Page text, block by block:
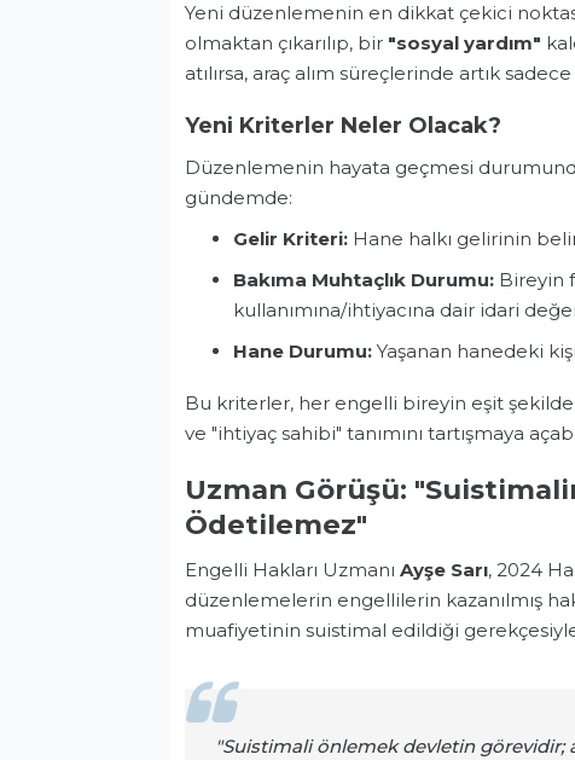
Yeni düzenlemenin en dikkat çekici
olmaktan çıkarılıp, bir "sosyal yardım"
atılırsa, araç alım süreçlerinde artık
Yeni Kriterler Neler Olacak?
Düzenlemenin hayata geçmesi
gündemde:
Gelir Kriteri: Hane halkı gelirinin
Bakıma Muhtaçlık Durumu: Bireyin
kullanımına/ihtiyacına dair idari
Hane Durumu: Yaşanan hanedeki
Bu kriterler, her engelli bireyin eşit
ve "ihtiyaç sahibi" tanımını tartışmaya
Uzman Görüşü:
Ödetilemez"
Engelli Hakları Uzmanı Ayşe Sarı, 2024
düzenlemelerin engellilerin kazanılmış
muafiyetinin suistimal edildiği gerekçesiyle
"Suistimali önlemek devletin